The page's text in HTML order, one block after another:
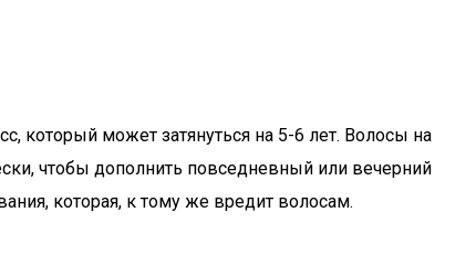
который может затянуться на 5-6 лет. Волосы на
чтобы дополнить повседневный или вечерний
которая, к тому же вредит волосам.